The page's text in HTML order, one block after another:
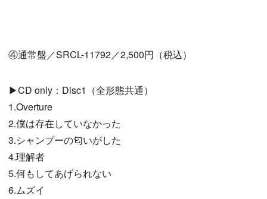
④通常盤／SRCL-11792／2,500円（税込）
▶CD only：Disc1（全形態共通）
1.Overture
2.僕は存在していなかった
3.シャンプーの匂いがした
4.理解者
5.何もしてあげられない
6.ムズイ